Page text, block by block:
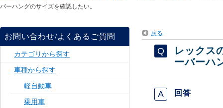
バーハングのサイズを確認したい。
お問い合わせ/よくあるご質問
カテゴリから探す
車種から探す
軽自動車
乗用車
戻る
レックス
ーバーハ
回答